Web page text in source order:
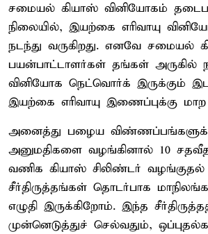
சமையல் கியாஸ் வினியோகம்
நிலையில், இயற்கை எரிவாயு
நடந்து வருகிறது. எனவே சமையல்
பயன்பாட்டாளர்கள் தங்கள் அருகில்
வினியோக நெட்வொர்க் இருக்கும்
இயற்கை எரிவாயு இணைப்புக்கு
அனைத்து பழைய
அனுமதிகளை வழங்கினால் 10
வணிக கியாஸ் சிலிண்டர்
சீர்திருத்தங்கள் தொடர்பாக
எழுதி இருக்கிறோம். இந்த
முன்னெடுத்துச் செல்வதும்,